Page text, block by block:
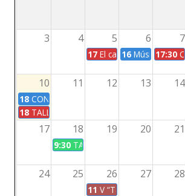
3 4 5 6 7
17 El canto con caja en
16 Música17:30
10 11 12 13 14
18 CONVERSATORIO “LA
18 TALLER "LOS PROCESOS COLONIALES
17 18 19 20 21
9:30 TALLER Etnografía de un
24 25 26 27 28
11 V “Tastil Resuena.